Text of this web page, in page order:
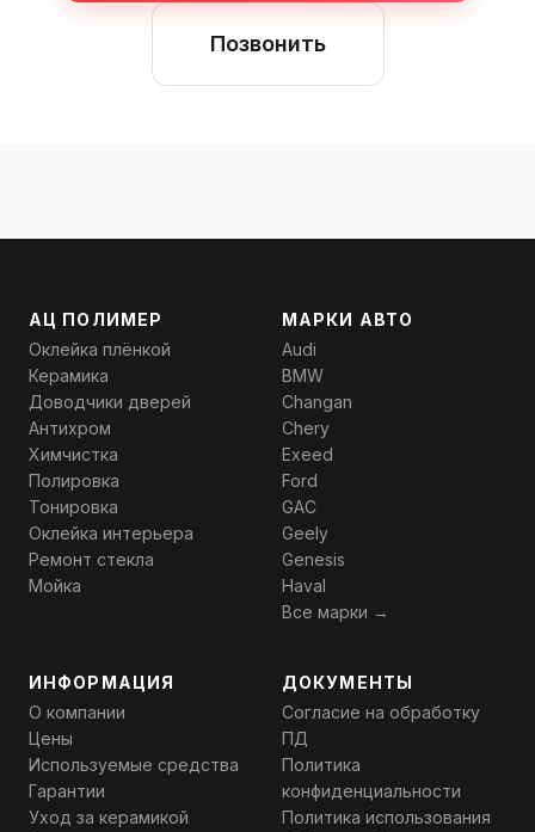
Позвонить
АЦ ПОЛИМЕР
Оклейка плёнкой
Керамика
Доводчики дверей
Антихром
Химчистка
Полировка
Тонировка
Оклейка интерьера
Ремонт стекла
Мойка
МАРКИ АВТО
Audi
BMW
Changan
Chery
Exeed
Ford
GAC
Geely
Genesis
Haval
Все марки →
ИНФОРМАЦИЯ
О компании
Цены
Используемые средства
Гарантии
Уход за керамикой
ДОКУМЕНТЫ
Согласие на обработку
ПД
Политика
конфиденциальности
Политика использования